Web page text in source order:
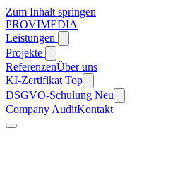
Zum Inhalt springen
PROVIMEDIA
Leistungen
Projekte
ReferenzenÜber uns
KI-Zertifikat Top
DSGVO-Schulung Neu
Company AuditKontakt